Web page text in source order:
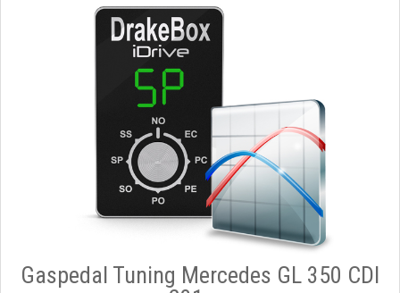
Gaspedal Tuning Mercedes GL 350 CDI